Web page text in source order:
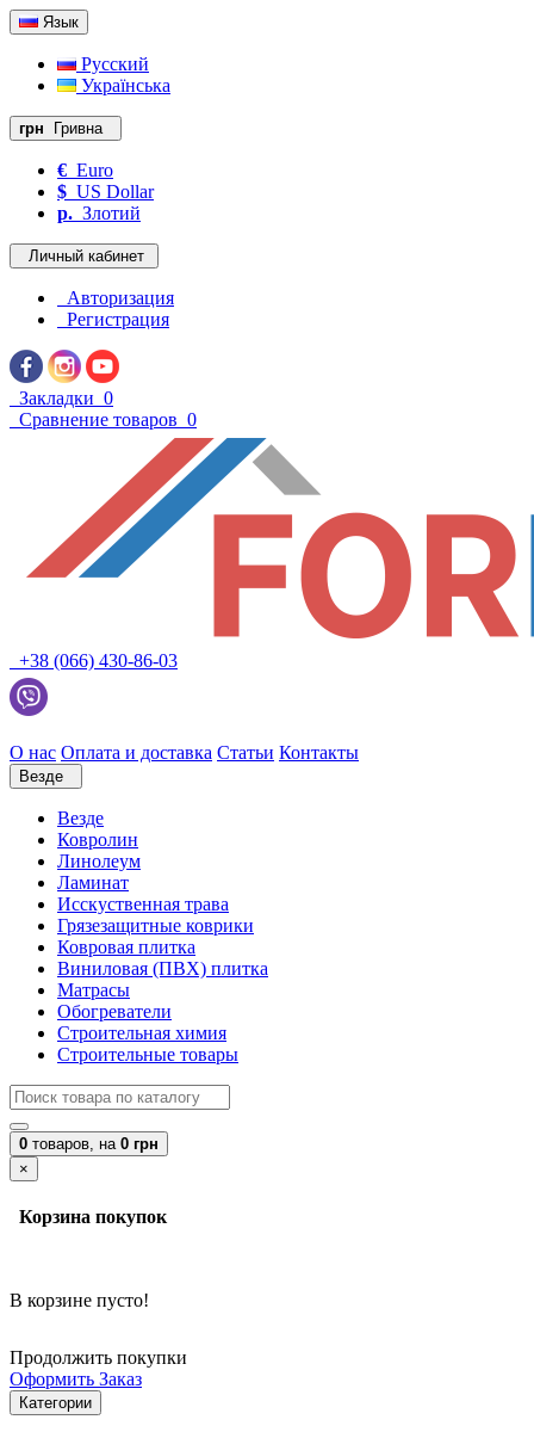
Язык
Русский
Українська
грн Гривна
€ Euro
$ US Dollar
р. Злотий
Личный кабинет
Авторизация
Регистрация
Закладки 0
Сравнение товаров 0
+38 (066) 430-86-03
О нас Оплата и доставка Статьи Контакты
Везде
Везде
Ковролин
Линолеум
Ламинат
Исскуственная трава
Грязезащитные коврики
Ковровая плитка
Виниловая (ПВХ) плитка
Матрасы
Обогреватели
Строительная химия
Строительные товары
0 товаров, на 0 грн
×
Корзина покупок
В корзине пусто!
Продолжить покупки
Оформить Заказ
Категории